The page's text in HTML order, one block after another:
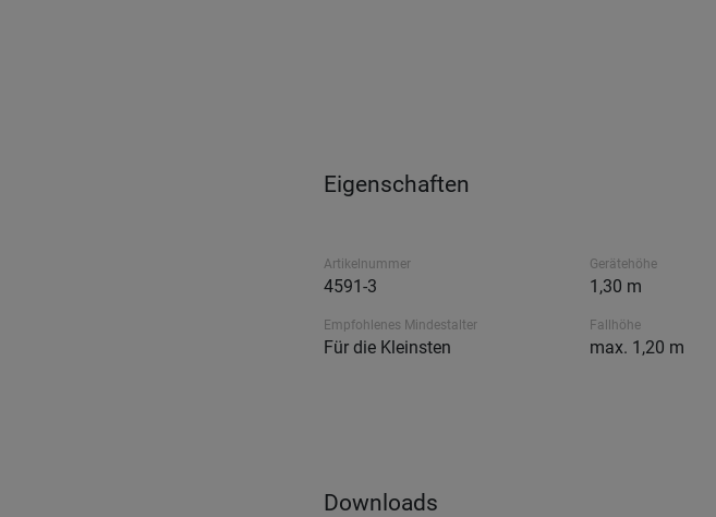
Eigenschaften
Artikelnummer
4591-3
Gerätehöhe
1,30 m
Empfohlenes Mindestalter
Für die Kleinsten
Fallhöhe
max. 1,20 m
Downloads